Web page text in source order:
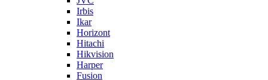
Irbis
Ikar
Horizont
Hitachi
Hikvision
Harper
Fusion